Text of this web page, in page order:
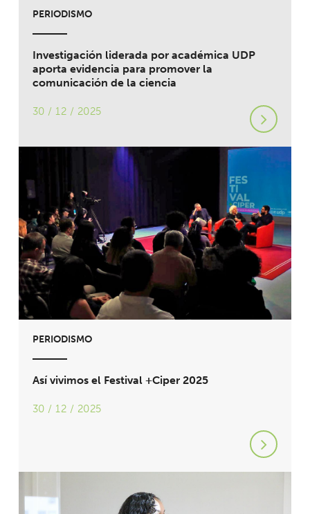
PERIODISMO
Investigación liderada por académica UDP
aporta evidencia para promover la
comunicación de la ciencia
30 / 12 / 2025
PERIODISMO
Así vivimos el Festival +Ciper 2025
30 / 12 / 2025